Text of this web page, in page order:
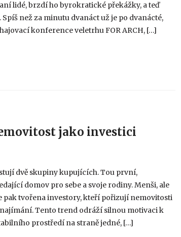
lidé, brzdí ho byrokratické překážky, a teď
než za minutu dvanáct už je po dvanácté,
konference veletrhu FOR ARCH, […]
jako investici
dvě skupiny kupujících. Tou první,
domov pro sebe a svoje rodiny. Menši, ale
pak tvořena investory, kteří pořizují nemovitosti
Tento trend odráží silnou motivaci k
prostředí na straně jedné, […]